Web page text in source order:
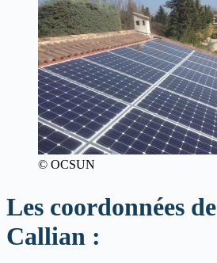
© OCSUN
Les coordonnées
Callian :